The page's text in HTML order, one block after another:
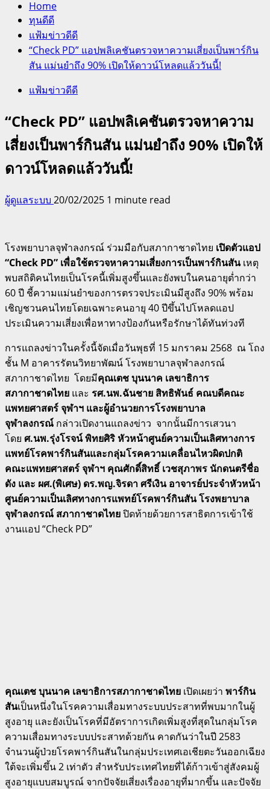
Home
ทุนดีดี
แฟ้มข่าวดีดี
“Check PD” แอปพลิเคชันตรวจหาความเสี่ยงเป็นพาร์กิน
สัน แม่นยำถึง 90% เปิดให้ดาวน์โหลดแล้ววันนี้!
แฟ้มข่าวดีดี
“Check PD” แอปพลิเคชันตรวจหาความ
เสี่ยงเป็นพาร์กินสัน แม่นยำถึง 90% เปิดให้
ดาวน์โหลดแล้ววันนี้!
ผู้ดูแลระบบ 20/02/2025 1 minute read
โรงพยาบาลจุฬาลงกรณ์ ร่วมมือกับสภากาชาดไทย เปิดตัวแอป
“Check PD” เพื่อใช้ตรวจหาความเสี่ยงการเป็นพาร์กินสันเหตุ
พบสถิติคนไทยเป็นโรคนี้เพิ่มสูงขึ้นและยังพบในคนอายุต่ำกว่า
60 ปี ชี้ความแม่นยำของการตรวจประเมินมีสูงถึง 90% พร้อม
เชิญชวนคนไทยโดยเฉพาะคนอายุ 40 ปีขึ้นไปโหลดแอป
ประเมินความเสี่ยงเพื่อหาทางป้องกันหรือรักษาได้ทันท่วงที
การแถลงข่าวในครั้งนี้จัดเมื่อวันพุธที่ 15 มกราคม 2568 ณ โถง
ชั้น M อาคารรัตนวิทยาพัฒน์ โรงพยาบาลจุฬาลงกรณ์
สภากาชาดไทย โดยมีคุณเตช บุนนาค เลขาธิการ
สภากาชาดไทย และ รศ.นพ.ฉันชาย สิทธิพันธ์ คณบดีคณะ
แพทยศาสตร์ จุฬาฯ และผู้อำนวยการโรงพยาบาล
จุฬาลงกรณ์ กล่าวเปิดงานแถลงข่าว จากนั้นมีการเสวนา
โดย ศ.นพ.รุ่งโรจน์ พิทยศิริ หัวหน้าศูนย์ความเป็นเลิศทางการ
แพทย์โรคพาร์กินสันและกลุ่มโรคความเคลื่อนไหวผิดปกติ
คณะแพทยศาสตร์ จุฬาฯ คุณศักดิ์สิทธิ์ เวชสุภาพร นักดนตรีชื่อ
ดัง และ ผศ.(พิเศษ) ดร.พญ.จิรดา ศรีเงิน อาจารย์ประจำหัวหน้า
ศูนย์ความเป็นเลิศทางการแพทย์โรคพาร์กินสัน โรงพยาบาล
จุฬาลงกรณ์ สภากาชาดไทยปิดท้ายด้วยการสาธิตการเข้าใช้
งานแอป “Check PD”
คุณเตช บุนนาค เลขาธิการสภากาชาดไทย เปิดเผยว่า พาร์กิน
สันเป็นหนึ่งในโรคความเสื่อมทางระบบประสาทที่พบมากในผู้
สูงอายุ และยังเป็นโรคที่มีอัตราการเกิดเพิ่มสูงที่สุดในกลุ่มโรค
ความเสื่อมทางระบบประสาทด้วยกัน คาดกันว่าในปี 2583
จำนวนผู้ป่วยโรคพาร์กินสันในกลุ่มประเทศเอเชียตะวันออกเฉียง
ใต้จะเพิ่มขึ้น 2 เท่าตัว สำหรับประเทศไทยที่ได้ก้าวเข้าสู่สังคมผู้
สูงอายุแบบสมบูรณ์ จากปัจจัยเสี่ยงเรื่องอายุที่มากขึ้น และปัจจัย